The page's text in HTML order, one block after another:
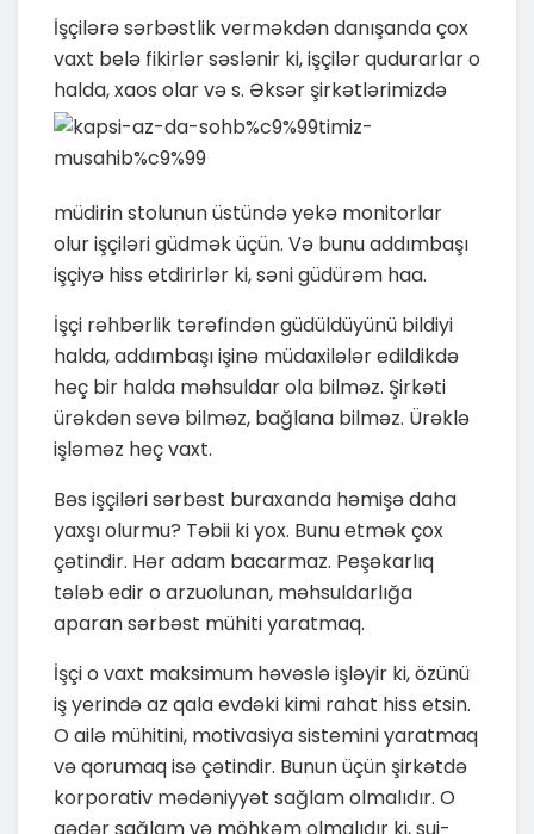
İşçilərə sərbəstlik verməkdən danışanda çox
vaxt belə fikirlər səslənir ki, işçilər qudurarlar o
halda, xaos olar və s. Əksər şirkətlərimizdə
müdirin stolunun üstündə yekə monitorlar
olur işçiləri güdmək üçün. Və bunu addımbaşı
işçiyə hiss etdirirlər ki, səni güdürəm haa.
İşçi rəhbərlik tərəfindən güdüldüyünü bildiyi
halda, addımbaşı işinə müdaxilələr edildikdə
heç bir halda məhsuldar ola bilməz. Şirkəti
ürəkdən sevə bilməz, bağlana bilməz. Ürəklə
işləməz heç vaxt.
Bəs işçiləri sərbəst buraxanda həmişə daha
yaxşı olurmu? Təbii ki yox. Bunu etmək çox
çətindir. Hər adam bacarmaz. Peşəkarlıq
tələb edir o arzuolunan, məhsuldarlığa
aparan sərbəst mühiti yaratmaq.
İşçi o vaxt maksimum həvəslə işləyir ki, özünü
iş yerində az qala evdəki kimi rahat hiss etsin.
O ailə mühitini, motivasiya sistemini yaratmaq
və qorumaq isə çətindir. Bunun üçün şirkətdə
korporativ mədəniyyət sağlam olmalıdır. O
qədər sağlam və möhkəm olmalıdır ki, sui-